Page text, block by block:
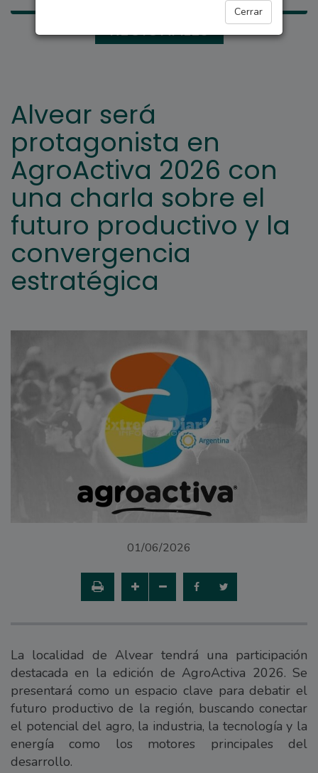
Cerrar
REGIONALES
Alvear será
protagonista en
AgroActiva 2026 con
una charla sobre el
futuro productivo y la
convergencia
estratégica
01/06/2026
La localidad de Alvear tendrá una participación
destacada en la edición de AgroActiva 2026. Se
presentará como un espacio clave para debatir el
futuro productivo de la región, buscando conectar
el potencial del agro, la industria, la tecnología y la
energía como los motores principales del
desarrollo.